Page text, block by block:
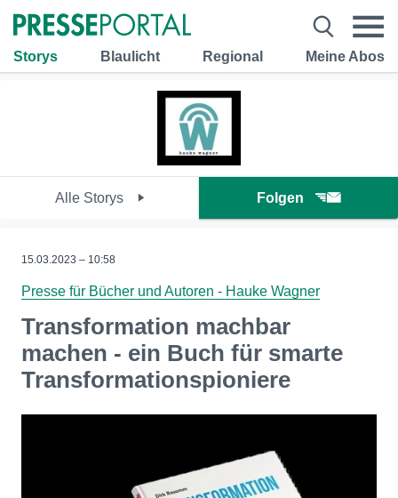
Storys Blaulicht Regional Meine Abos
Alle Storys Folgen
15.03.2023 – 10:58
Presse für Bücher und Autoren - Hauke Wagner
Transformation machbar
machen - ein Buch für smarte
Transformationspioniere